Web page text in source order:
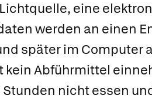
eine
werden an einen
später im Computer
kein Abführmittel
Stunden nicht essen